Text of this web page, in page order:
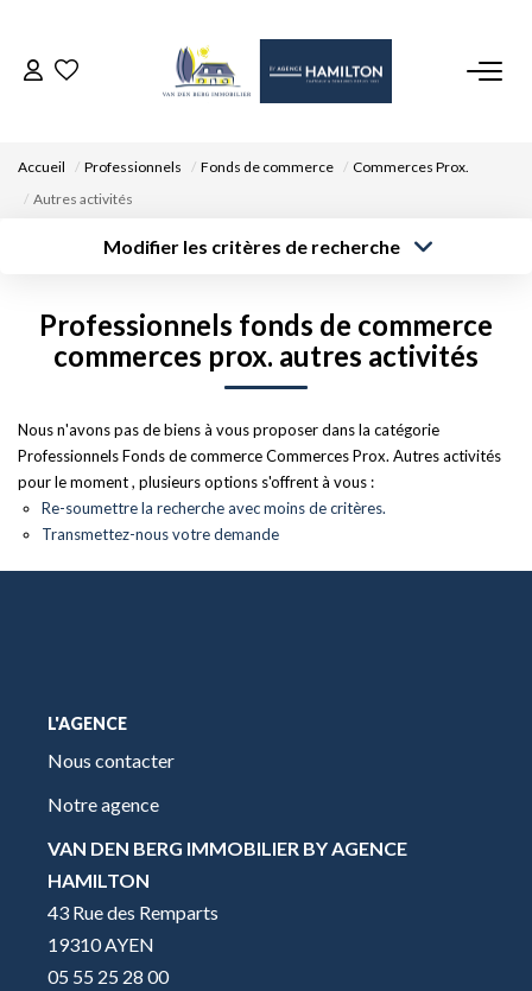
VENDRE UN BIEN
DÉPOSEZ VOTRE RECHERCHE
CONTACT
EN
Accueil Professionnels Fonds de commerce
Commerces Prox.
Autres activités
Modifier les critères de recherche
Type de bien
Surface min
Budget max
Professionnels fonds de commerce
commerces prox. autres activités
Nous n'avons pas de biens à vous proposer dans la catégorie
Professionnels Fonds de commerce Commerces Prox. Autres activités
pour le moment , plusieurs options s'offrent à vous :
Re-soumettre la recherche avec moins de critères.
Transmettez-nous votre demande
L'AGENCE
Nous contacter
Notre agence
VAN DEN BERG IMMOBILIER BY AGENCE
HAMILTON
43 Rue des Remparts
19310 AYEN
05 55 25 28 00